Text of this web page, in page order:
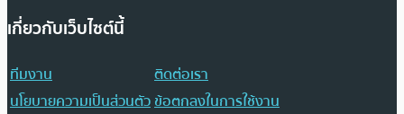
เกี่ยวกับเว็บไซต์นี้
ทีมงาน
ติดต่อเรา
นโยบายความเป็นส่วนตัวข้อตกลงในการใช้งาน